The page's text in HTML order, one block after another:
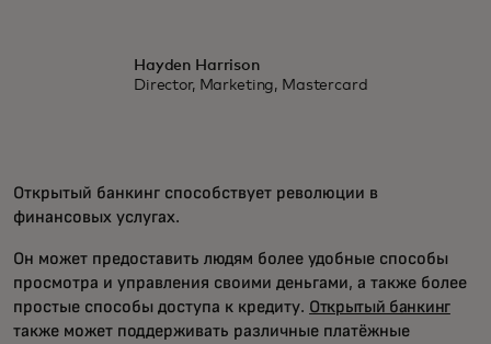
Hayden Harrison
Director, Marketing, Mastercard
Открытый банкинг способствует революции в
финансовых услугах.
Он может предоставить людям более удобные способы
просмотра и управления своими деньгами, а также более
простые способы доступа к кредиту. Открытый банкинг
также может поддерживать различные платёжные